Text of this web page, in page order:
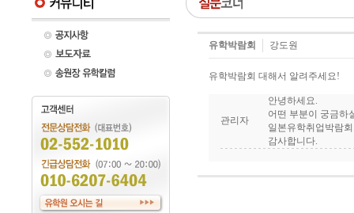
유학박람회 강도원
유학박람회 대해서 알려주세요!
관리자
안녕하세요.
어떤 부분이 궁금하
일본유학취업박람
감사합니다.